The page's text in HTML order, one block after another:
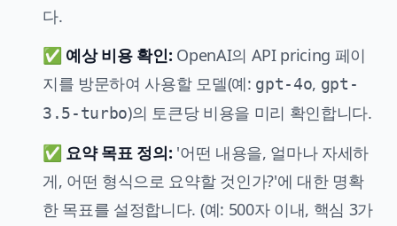
다.
✅ 예상 비용 확인: OpenAI의 API pricing 페이
지를 방문하여 사용할 모델(예: gpt-4o, gpt-
3.5-turbo)의 토큰당 비용을 미리 확인합니다.
✅ 요약 목표 정의: '어떤 내용을, 얼마나 자세하
게, 어떤 형식으로 요약할 것인가?'에 대한 명확
한 목표를 설정합니다. (예: 500자 이내, 핵심 3가